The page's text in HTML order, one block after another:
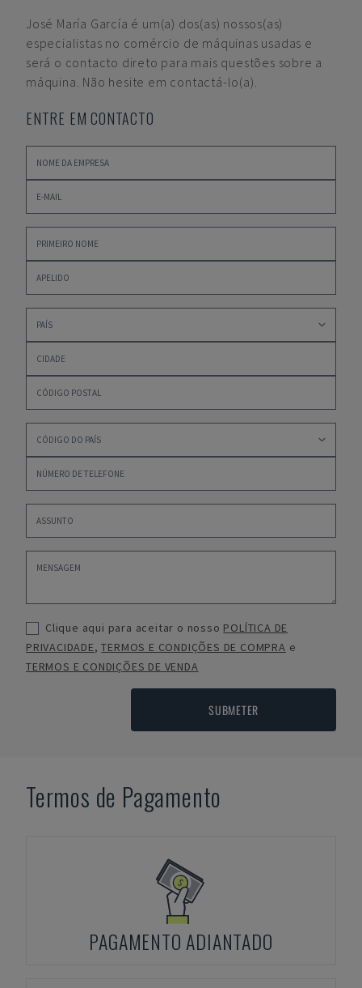
José María García é um(a) dos(as) nossos(as)
especialistas no comércio de máquinas usadas e
será o contacto direto para mais questões sobre a
máquina. Não hesite em contactá-lo(a).
ENTRE EM CONTACTO
Clique aqui para aceitar o nosso POLÍTICA DE
PRIVACIDADE,TERMOS E CONDIÇÕES DE COMPRA e
TERMOS E CONDIÇÕES DE VENDA
SUBMETER
Termos de Pagamento
PAGAMENTO ADIANTADO